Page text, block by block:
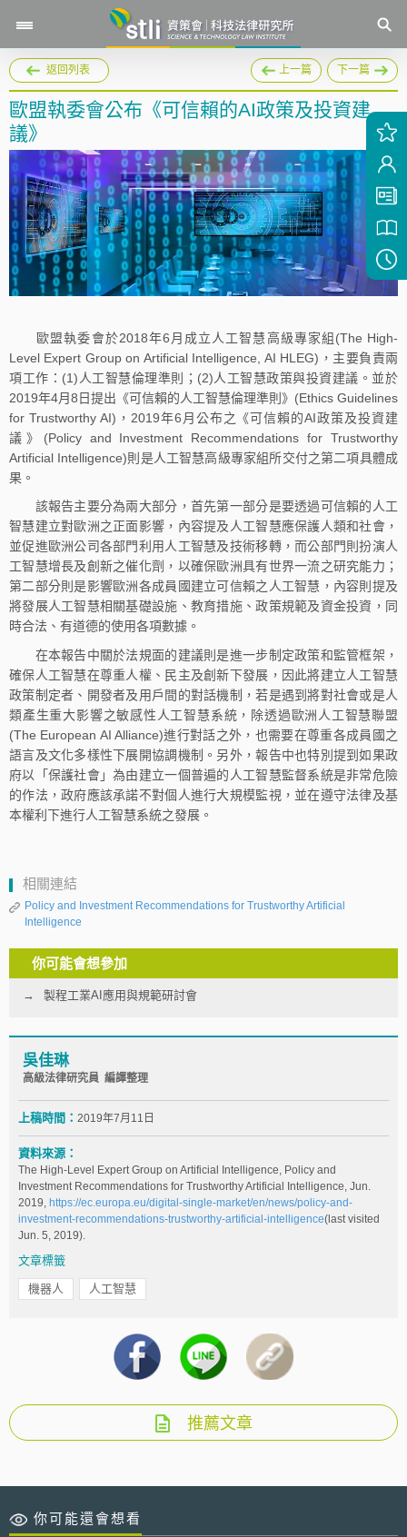
返回列表 上一篇 下一篇
歐盟執委會公布《可信賴的AI政策及投資建
議》
歐盟執委會於2018年6月成立人工智慧高級專家組(The High-
Level Expert Group on Artificial Intelligence, AI HLEG)，主要負責兩
項工作：(1)人工智慧倫理準則；(2)人工智慧政策與投資建議。並於
2019年4月8日提出《可信賴的人工智慧倫理準則》(Ethics Guidelines
for Trustworthy AI)，2019年6月公布之《可信賴的AI政策及投資建
議》(Policy and Investment Recommendations for Trustworthy
Artificial Intelligence)則是人工智慧高級專家組所交付之第二項具體成
果。
該報告主要分為兩大部分，首先第一部分是要透過可信賴的人工
智慧建立對歐洲之正面影響，內容提及人工智慧應保護人類和社會，
並促進歐洲公司各部門利用人工智慧及技術移轉，而公部門則扮演人
工智慧增長及創新之催化劑，以確保歐洲具有世界一流之研究能力；
第二部分則是影響歐洲各成員國建立可信賴之人工智慧，內容則提及
將發展人工智慧相關基礎設施、教育措施、政策規範及資金投資，同
時合法、有道德的使用各項數據。
在本報告中關於法規面的建議則是進一步制定政策和監管框架，
確保人工智慧在尊重人權、民主及創新下發展，因此將建立人工智慧
政策制定者、開發者及用戶間的對話機制，若是遇到將對社會或是人
類產生重大影響之敏感性人工智慧系統，除透過歐洲人工智慧聯盟
(The European AI Alliance)進行對話之外，也需要在尊重各成員國之
語言及文化多樣性下展開協調機制。另外，報告中也特別提到如果政
府以「保護社會」為由建立一個普遍的人工智慧監督系統是非常危險
的作法，政府應該承諾不對個人進行大規模監視，並在遵守法律及基
本權利下進行人工智慧系統之發展。
相關連結
Policy and Investment Recommendations for Trustworthy Artificial
Intelligence
你可能會想參加
製程工業AI應用與規範研討會
吳佳琳
高級法律研究員 編譯整理
上稿時間： 2019年7月11日
資料來源：
The High-Level Expert Group on Artificial Intelligence, Policy and
Investment Recommendations for Trustworthy Artificial Intelligence, Jun.
2019, https://ec.europa.eu/digital-single-market/en/news/policy-and-
investment-recommendations-trustworthy-artificial-intelligence(last visited
Jun. 5, 2019).
文章標籤
機器人 人工智慧
推薦文章
你可能還會想看